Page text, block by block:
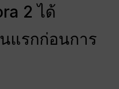
2 ได้
แรกก่อนการ